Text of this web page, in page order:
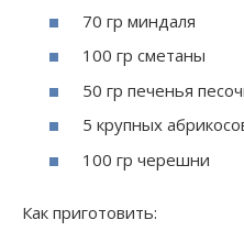
70 гр миндаля
100 гр сметаны
50 гр печенья
5 крупных
100 гр черешни
Как приготовить: